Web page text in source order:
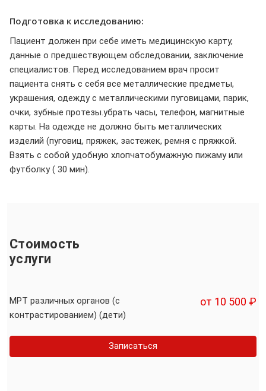
Подготовка к исследованию:
Пациент должен при себе иметь медицинскую карту,
данные о предшествующем обследовании, заключение
специалистов. Перед исследованием врач просит
пациента снять с себя все металлические предметы,
украшения, одежду с металлическими пуговицами, парик,
очки, зубные протезы.убрать часы, телефон, магнитные
карты. На одежде не должно быть металлических
изделий (пуговиц, пряжек, застежек, ремня с пряжкой.
Взять с собой удобную хлопчатобумажную пижаму или
футболку ( 30 мин).
Стоимость
услуги
МРТ различных органов (с
контрастированием) (дети)
от 10 500 ₽
Записаться